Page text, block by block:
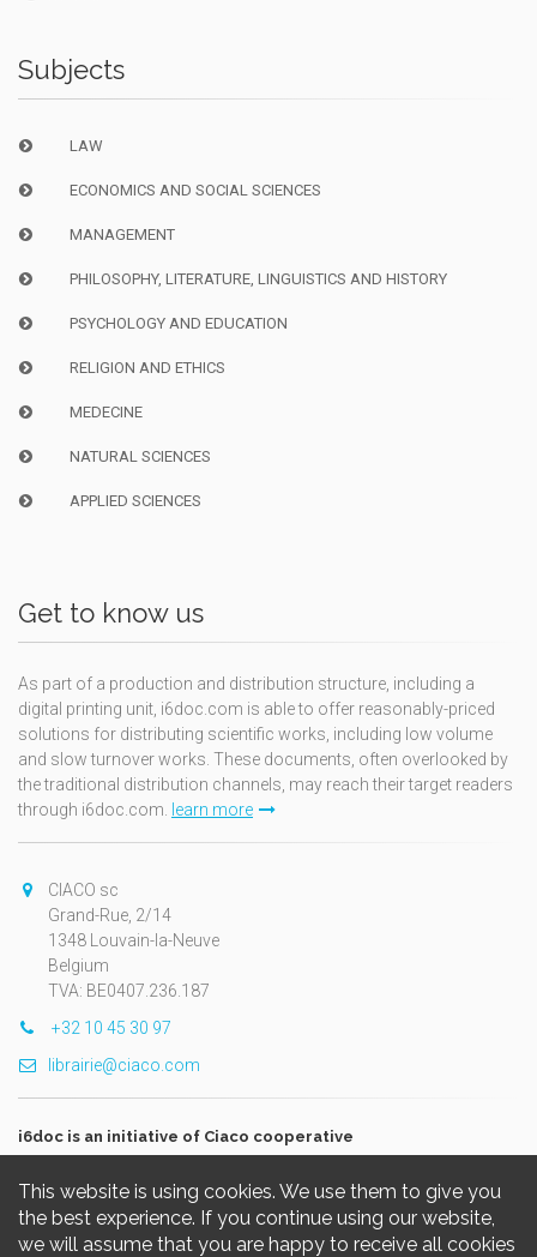
This website is using cookies. We use them to give you
the best experience. If you continue using our website,
we will assume that you are happy to receive all cookies
Subjects
LAW
ECONOMICS AND SOCIAL SCIENCES
MANAGEMENT
PHILOSOPHY, LITERATURE, LINGUISTICS AND HISTORY
PSYCHOLOGY AND EDUCATION
RELIGION AND ETHICS
MEDECINE
NATURAL SCIENCES
APPLIED SCIENCES
Get to know us
As part of a production and distribution structure, including a
digital printing unit, i6doc.com is able to offer reasonably-priced
solutions for distributing scientific works, including low volume
and slow turnover works. These documents, often overlooked by
the traditional distribution channels, may reach their target readers
through i6doc.com.
learn more
CIACO sc
Grand-Rue, 2/14
1348 Louvain-la-Neuve
Belgium
TVA: BE0407.236.187
+32 10 45 30 97
librairie@ciaco.com
i6doc is an initiative of Ciaco cooperative